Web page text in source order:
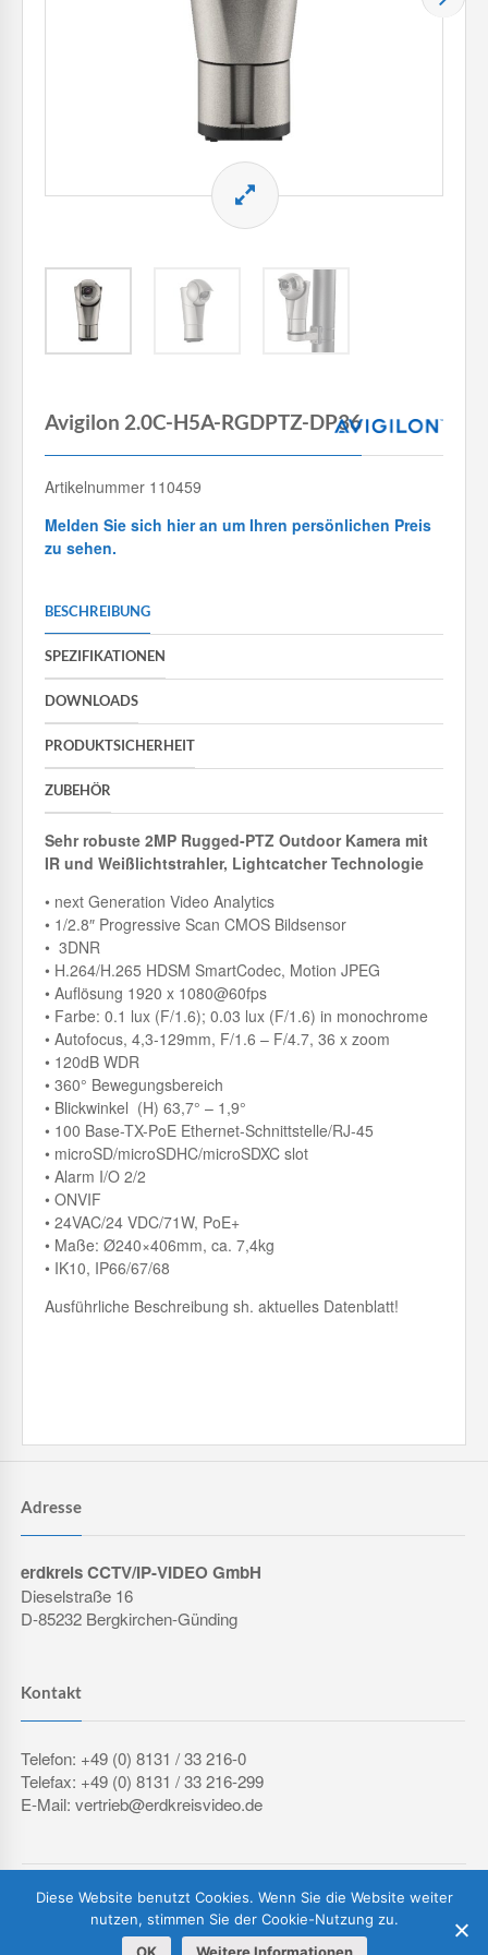
Avigilon 2.0C-H5A-RGDPTZ-DP36
Artikelnummer 110459
Melden Sie sich hier an um Ihren persönlichen Preis
zu sehen.
BESCHREIBUNG
SPEZIFIKATIONEN
DOWNLOADS
PRODUKTSICHERHEIT
ZUBEHÖR
Sehr robuste 2MP Rugged-PTZ Outdoor Kamera mit
IR und Weißlichtstrahler, Lightcatcher Technologie
• next Generation Video Analytics
• 1/2.8″ Progressive Scan CMOS Bildsensor
• 3DNR
• H.264/H.265 HDSM SmartCodec, Motion JPEG
• Auflösung 1920 x 1080@60fps
• Farbe: 0.1 lux (F/1.6); 0.03 lux (F/1.6) in monochrome
• Autofocus, 4,3-129mm, F/1.6 – F/4.7, 36 x zoom
• 120dB WDR
• 360° Bewegungsbereich
• Blickwinkel (H) 63,7° – 1,9°
• 100 Base-TX-PoE Ethernet-Schnittstelle/RJ-45
• microSD/microSDHC/microSDXC slot
• Alarm I/O 2/2
• ONVIF
• 24VAC/24 VDC/71W, PoE+
• Maße: Ø240×406mm, ca. 7,4kg
• IK10, IP66/67/68
Ausführliche Beschreibung sh. aktuelles Datenblatt!
Adresse
erdkreis CCTV/IP-VIDEO GmbH
Dieselstraße 16
D-85232 Bergkirchen-Günding
Kontakt
Telefon: +49 (0) 8131 / 33 216-0
Telefax: +49 (0) 8131 / 33 216-299
E-Mail: vertrieb@erdkreisvideo.de
IMPRESSUM
DATENSCHUTZERKLÄRUNG AGB
Diese Website benutzt Cookies. Wenn Sie die Website weiter
nutzen, stimmen Sie der Cookie-Nutzung zu.